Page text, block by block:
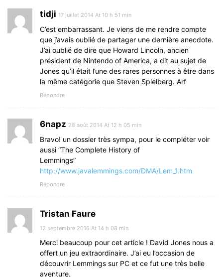
tidji 17 juillet 2014 At 10 h 51 min
C’est embarrassant. Je viens de me rendre compte
que j’avais oublié de partager une dernière anecdote.
J’ai oublié de dire que Howard Lincoln, ancien
président de Nintendo of America, a dit au sujet de
Jones qu’il était l’une des rares personnes à être dans
la même catégorie que Steven Spielberg. Arf
Répondre
6napz 28 août 2014 At 12 h 05 min
Bravo! un dossier très sympa, pour le compléter voir
aussi “The Complete History of
Lemmings”
http://www.javalemmings.com/DMA/Lem_1.htm
Répondre
Tristan Faure
12 septembre 2016 At 14 h 08 min
Merci beaucoup pour cet article ! David Jones nous a
offert un jeu extraordinaire. J’ai eu l’occasion de
découvrir Lemmings sur PC et ce fut une très belle
aventure.